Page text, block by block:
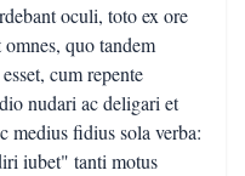
oculi, toto ex ore
quo tandem
cum repente
nudari ac deligari et
medius fidius sola verba:
iubet" tanti motus